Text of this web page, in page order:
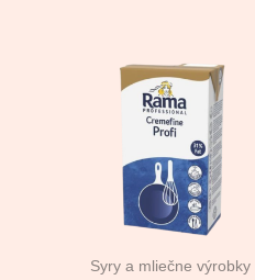
Syry a mliečne výrobky